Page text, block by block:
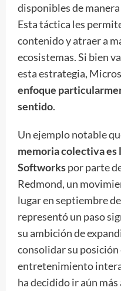
disponibles de
Esta táctica les
contenido y atraer a
ecosistemas. Si bien
esta estrategia,
enfoque
sentido.
Un ejemplo notable
memoria colectiva es
Softworkspor parte
Redmond, un
lugar en septiembre
representó un paso
su ambición de
consolidar su
entretenimiento
ha decidido ir aún